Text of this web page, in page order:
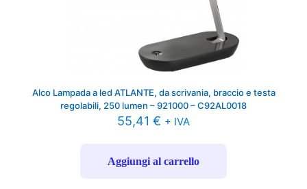
Alco Lampada a led ATLANTE, da scrivania, braccio e testa
regolabili, 250 lumen – 921000 – C92AL0018
55,41 € + IVA
Aggiungi al carrello